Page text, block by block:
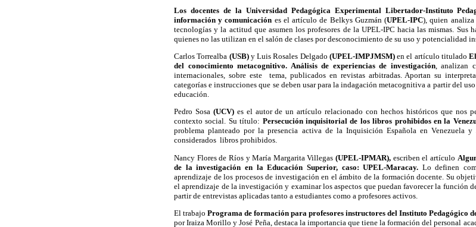
Los docentes de la Universidad Pedagógica Experimental Libertador-Instituto
información y comunicación es el artículo de Belkys Guzmán (UPEL-IPC), quien analiza
tecnologías y la actitud que asumen los profesores de la UPEL-IPC hacia las mismas. Sus
quienes no las utilizan en el salón de clases por desconocimiento de su uso y potencialidad
Carlos Torrealba (USB) y Luis Rosales Delgado (UPEL-IMPJMSM)en el artículo titulado
del conocimiento metacognitivo. Análisis de experiencias de investigación, analizan
internacionales, sobre este tema, publicados en revistas arbitradas. Aportan su
categorías e instrucciones que se deben usar para la indagación metacognitiva a partir del
educación.
Pedro Sosa (UCV)es el autor de un artículo relacionado con hechos históricos que nos
contexto social. Su título: Persecución inquisitorial de los libros prohibidos en la
problema planteado por la presencia activa de la Inquisición Española en Venezuela
considerados libros prohibidos.
Nancy Flores de Ríos y María Margarita Villegas (UPEL-IPMAR), escriben el artículo
de la investigación en la Educación Superior, caso: UPEL-Maracay. Lo definen
aprendizaje de los procesos de investigación en el ámbito de la formación docente. Su
el aprendizaje de la investigación y examinar los aspectos que puedan favorecer la función
partir de entrevistas aplicadas tanto a estudiantes como a profesores activos.
El trabajo Programa de formación para profesores instructores del Instituto Pedagógico
por Iraiza Morillo y José Peña, destaca la importancia que tiene la formación del personal